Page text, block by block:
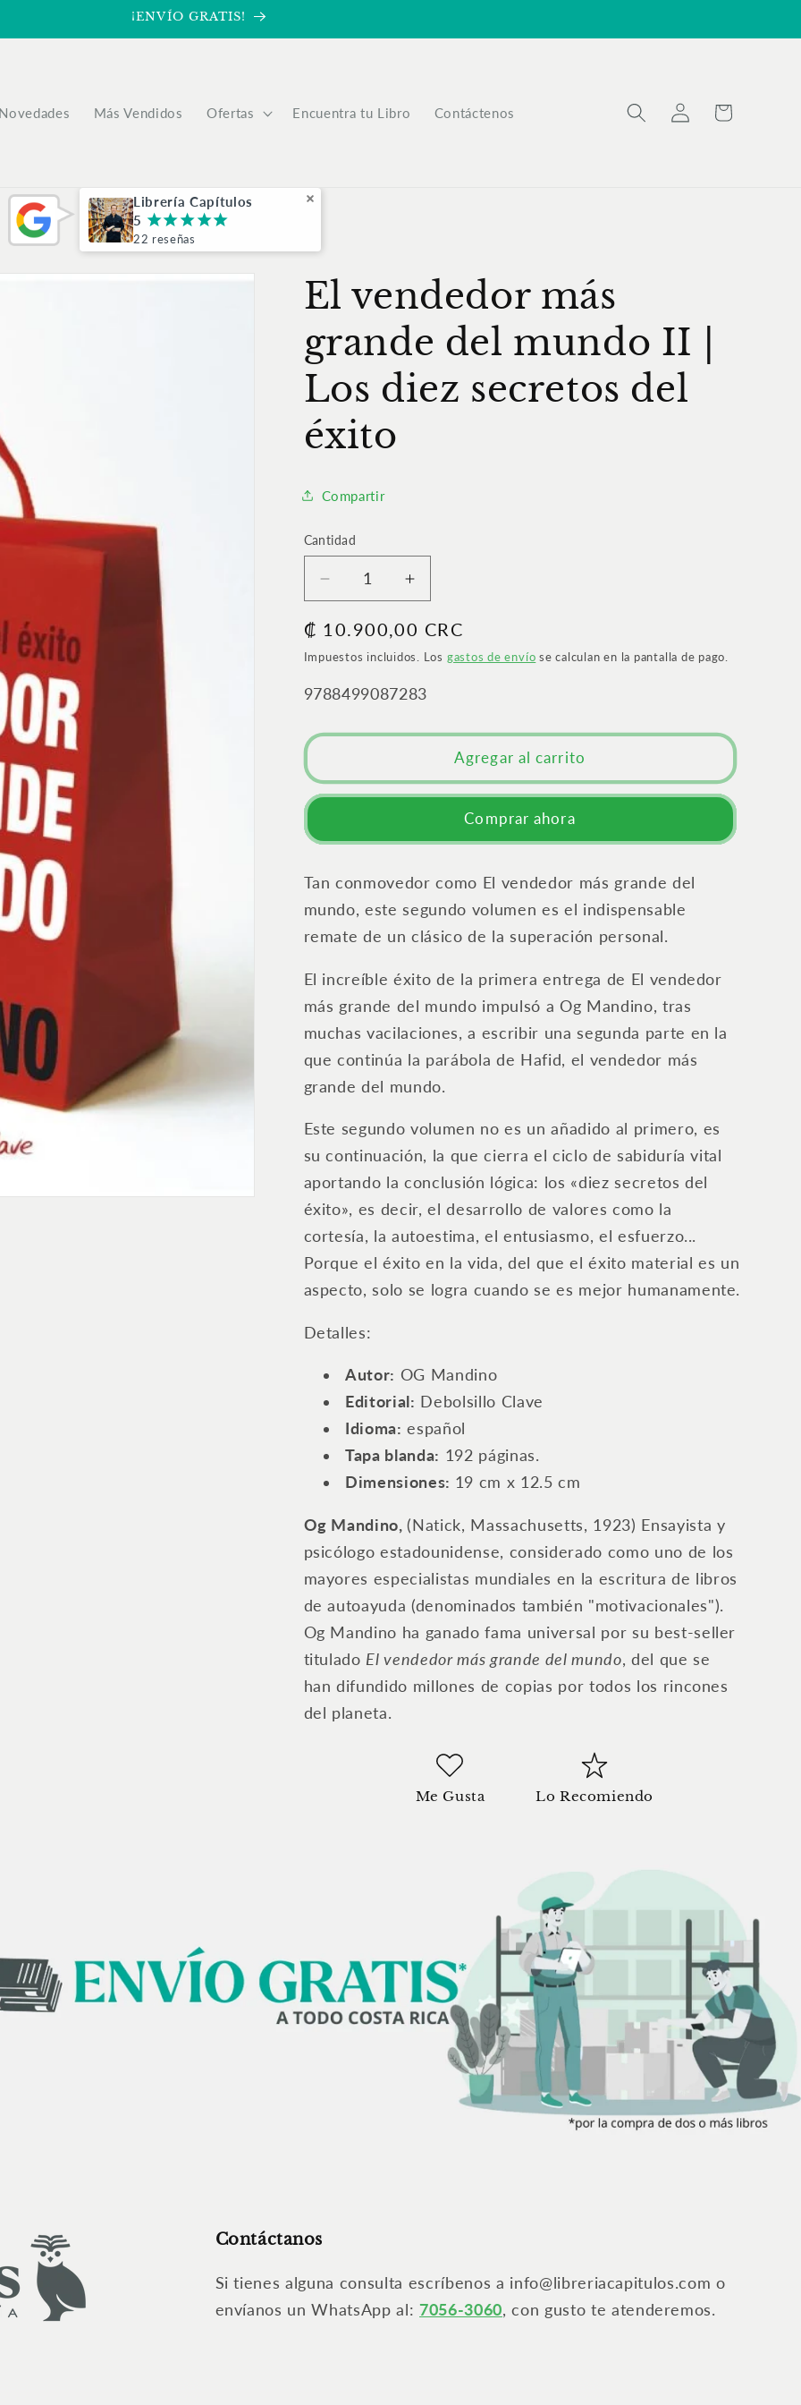
¡ENVÍO GRATIS!
Novedades Más Vendidos Ofertas Encuentra tu Libro Contáctenos
Iniciar
sesión
Carrito
Librería Capítulos
5 ¡¡¡¡¡
22 reseñas
El vendedor más
grande del mundo II |
Los diez secretos del
éxito
Compartir
Cantidad
Cantidad
Reducir
cantidad
para
más
del
|
Aumentar
cantidad
para
vendedor
más
del
mundo
|
del
Precio
habitual
₡ 10.900,00 CRC
Impuestos incluidos. Los gastos de envío se calculan en la pantalla de pago.
SKU:
9788499087283
Agregar al carrito
Comprar ahora
Tan conmovedor como El vendedor más grande del
mundo, este segundo volumen es el indispensable
remate de un clásico de la superación personal.
El increíble éxito de la primera entrega de El vendedor
más grande del mundo impulsó a Og Mandino, tras
muchas vacilaciones, a escribir una segunda parte en la
que continúa la parábola de Hafid, el vendedor más
grande del mundo.
Este segundo volumen no es un añadido al primero, es
su continuación, la que cierra el ciclo de sabiduría vital
aportando la conclusión lógica: los «diez secretos del
éxito», es decir, el desarrollo de valores como la
cortesía, la autoestima, el entusiasmo, el esfuerzo...
Porque el éxito en la vida, del que el éxito material es un
aspecto, solo se logra cuando se es mejor humanamente.
Detalles:
Autor: OG Mandino
Editorial: Debolsillo Clave
Idioma: español
Tapa blanda: 192 páginas.
Dimensiones: 19 cm x 12.5 cm
Og Mandino,(Natick, Massachusetts, 1923) Ensayista y
psicólogo estadounidense, considerado como uno de los
mayores especialistas mundiales en la escritura de libros
de autoayuda (denominados también "motivacionales").
Og Mandino ha ganado fama universal por su best-seller
titulado El vendedor más grande del mundo, del que se
han difundido millones de copias por todos los rincones
del planeta.
Me Gusta Lo Recomiendo
Contáctanos
Si tienes alguna consulta escríbenos a info@libreriacapitulos.com o
envíanos un WhatsApp al:7056-3060, con gusto te atenderemos.